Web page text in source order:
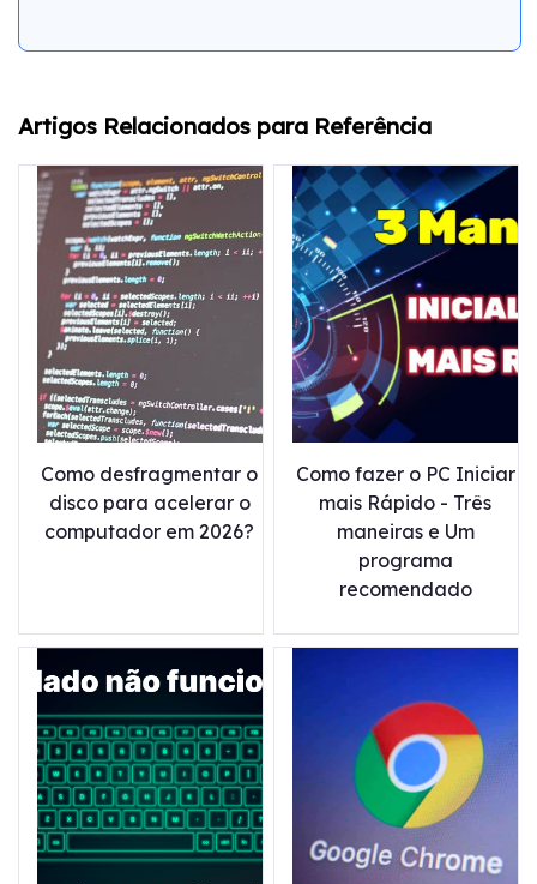
Artigos Relacionados para Referência
Como desfragmentar o
disco para acelerar o
computador em 2026?
Como fazer o PC Iniciar
mais Rápido - Três
maneiras e Um
programa
recomendado